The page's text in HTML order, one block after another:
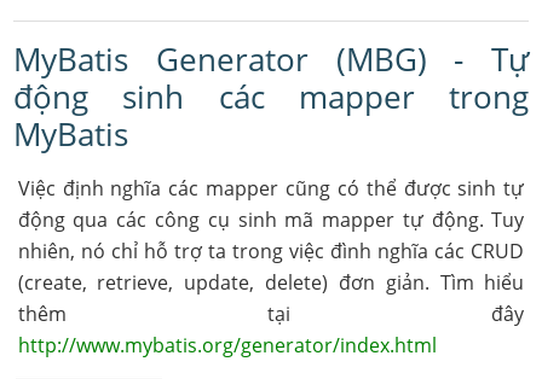
MyBatis Generator (MBG) - Tự
động sinh các mapper trong
MyBatis
Việc định nghĩa các mapper cũng có thể được sinh tự
động qua các công cụ sinh mã mapper tự động. Tuy
nhiên, nó chỉ hỗ trợ ta trong việc đình nghĩa các CRUD
(create, retrieve, update, delete) đơn giản. Tìm hiểu
thêm tại đây
http://www.mybatis.org/generator/index.html